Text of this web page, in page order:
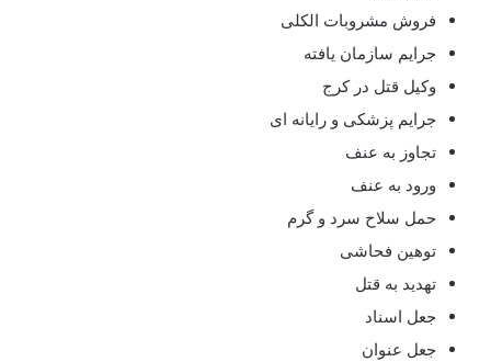
فروش مشروبات الکلی
جرایم سازمان یافته
وکیل قتل در کرج
جرایم پزشکی و رایانه ای
تجاوز به عنف
ورود به عنف
حمل سلاح سرد و گرم
توهین فحاشی
تهدید به قتل
جعل اسناد
جعل عنوان